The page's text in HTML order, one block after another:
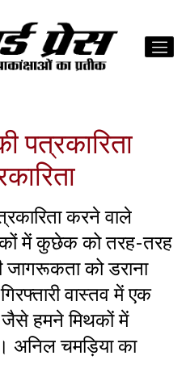
पत्रकारिता
करने वाले
में कुछेक को तरह-तरह
जागरूकता को डराना
वास्तव में एक
हमने मिथकों में
चमड़िया का